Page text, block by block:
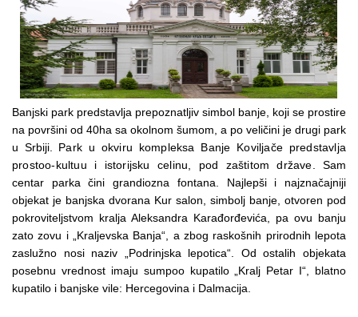
Banjski park predstavlja prepoznatljiv simbol banje, koji se prostire
na površini od 40ha sa okolnom šumom, a po veličini je drugi park
u Srbiji. Park u okviru kompleksa Banje Koviljače predstavlja
prostoo-kultuu i istorijsku celinu, pod zaštitom države.
Sam
centar parka čini grandiozna fontana. Najlepši i najznačajniji
objekat je banjska dvorana Kur salon, simbolj banje, otvoren pod
pokroviteljstvom kralja Aleksandra Karađorđevića, pa ovu banju
zato zovu i „Kraljevska Banja“, a zbog raskošnih prirodnih lepota
zaslužno nosi naziv „Podrinjska lepotica“. Od ostalih objekata
posebnu vrednost imaju sumpoo kupatilo „Kralj Petar I“, blatno
kupatilo i banjske vile: Hercegovina i Dalmacija.